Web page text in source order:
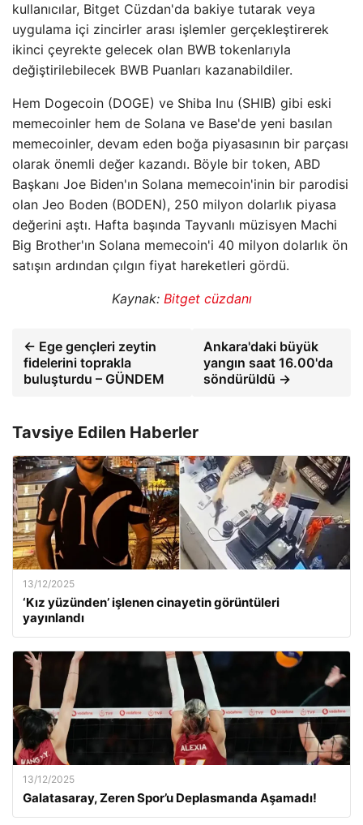
kullanıcılar, Bitget Cüzdan'da bakiye tutarak veya
uygulama içi zincirler arası işlemler gerçekleştirerek
ikinci çeyrekte gelecek olan BWB tokenlarıyla
değiştirilebilecek BWB Puanları kazanabildiler.
Hem Dogecoin (DOGE) ve Shiba Inu (SHIB) gibi eski
memecoinler hem de Solana ve Base'de yeni basılan
memecoinler, devam eden boğa piyasasının bir parçası
olarak önemli değer kazandı. Böyle bir token, ABD
Başkanı Joe Biden'ın Solana memecoin'inin bir parodisi
olan Jeo Boden (BODEN), 250 milyon dolarlık piyasa
değerini aştı. Hafta başında Tayvanlı müzisyen Machi
Big Brother'ın Solana memecoin'i 40 milyon dolarlık ön
satışın ardından çılgın fiyat hareketleri gördü.
Kaynak: Bitget cüzdanı
← Ege gençleri zeytin
fidelerini toprakla
buluşturdu – GÜNDEM
Ankara'daki büyük
yangın saat 16.00'da
söndürüldü →
Tavsiye Edilen Haberler
13/12/2025
‘Kız yüzünden’ işlenen cinayetin görüntüleri
yayınlandı
13/12/2025
Galatasaray, Zeren Spor’u Deplasmanda Aşamadı!